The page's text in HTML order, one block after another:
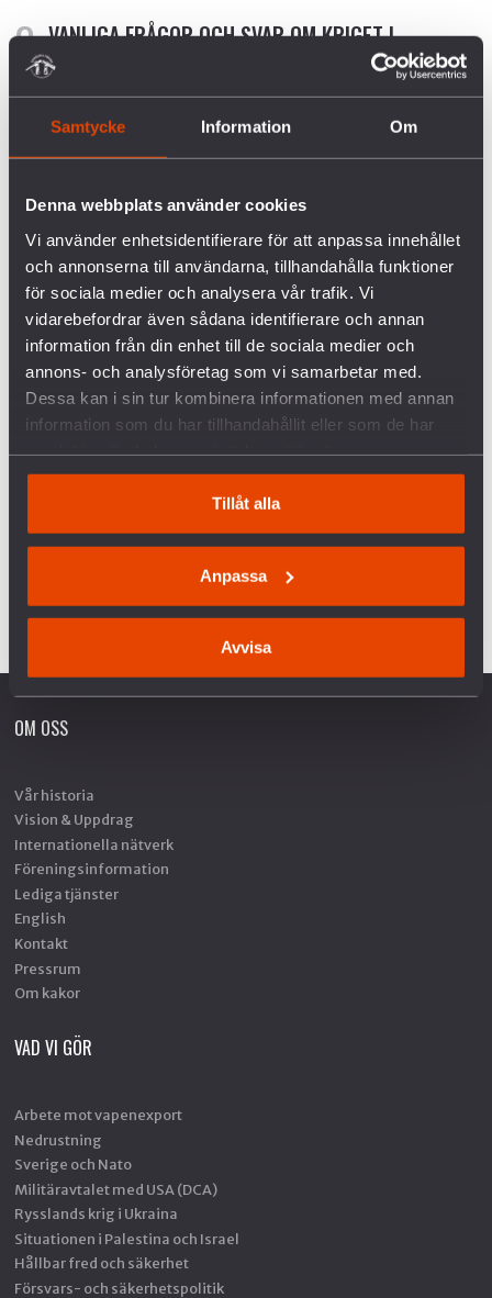
Samtycke Information Om
Denna webbplats använder cookies
Vi använder enhetsidentifierare för att anpassa innehållet
och annonserna till användarna, tillhandahålla funktioner
för sociala medier och analysera vår trafik. Vi
vidarebefordrar även sådana identifierare och annan
information från din enhet till de sociala medier och
annons- och analysföretag som vi samarbetar med.
Dessa kan i sin tur kombinera informationen med annan
information som du har tillhandahållit eller som de har
Tillåt alla
Anpassa
Avvisa
VANLIGA FRÅGOR OCH SVAR OM KRIGET I
UKRAINA
SVERIGES VAPENHANDEL MED ISRAEL
VINNA FREDEN
P3 DOKUMENTÄR OM BOFORSAFFÄREN
RELATERADE ARTIKLAR
SAAB BESLUTAR OM ATT FORTSÄTTA VAPENEXPORT
TILL KRIGFÖRANDE LÄNDER
VAPENEXPORT TILL DIKTATURER ÄR REGERINGENS ANSVAR
NÄR DIKTATUREN FICK KÖPA JAS-PLAN
VAPENEXPORTEN OCH DEN FEMINISTISKA
UTRIKESPOLITIKEN
SAUDIVAPEN DEL 3 – REGERINGEN MÖRKAR KÄNNEDOM OM
OM OSS
Vår historia
Vision & Uppdrag
Internationella nätverk
Föreningsinformation
Lediga tjänster
English
Kontakt
Pressrum
Om kakor
VAD VI GÖR
Arbete mot vapenexport
Nedrustning
Sverige och Nato
Militäravtalet med USA (DCA)
Rysslands krig i Ukraina
Situationen i Palestina och Israel
Hållbar fred och säkerhet
Försvars- och säkerhetspolitik